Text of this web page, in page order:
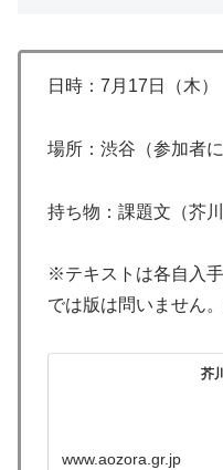
日時：7月17日（木
場所：渋谷（参加者
持ち物：課題文（芥
※テキストは各自入
では版は問いません。
芥
www.aozora.gr.jp